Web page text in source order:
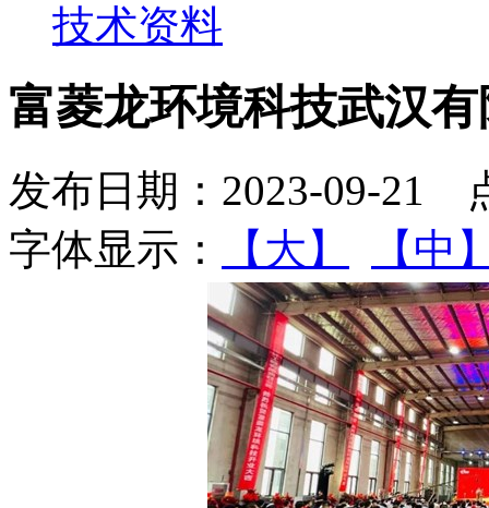
技术资料
富菱龙环境科技武汉
发布日期：2023-09-21
字体显示：
【大】 【中